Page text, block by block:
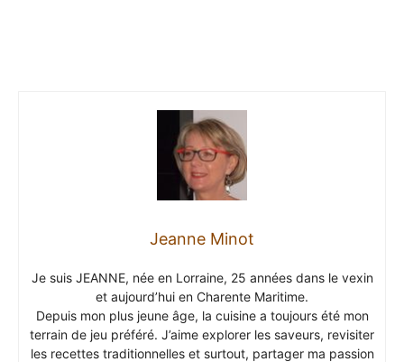
Jeanne Minot
Je suis JEANNE, née en Lorraine, 25 années dans le vexin
et aujourd’hui en Charente Maritime.
Depuis mon plus jeune âge, la cuisine a toujours été mon
terrain de jeu préféré. J’aime explorer les saveurs, revisiter
les recettes traditionnelles et surtout, partager ma passion